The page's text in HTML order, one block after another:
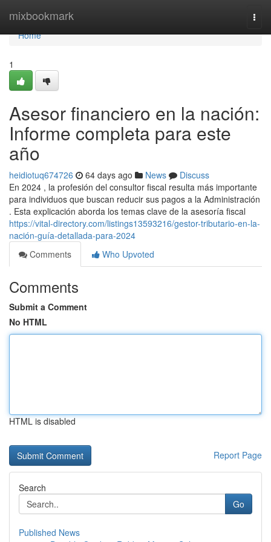
mixbookmark
Home
Home
1
Asesor financiero en la nación:
Informe completa para este
año
heidiotuq674726 64 days ago News
Discuss
En 2024 , la profesión del consultor fiscal resulta más importante
para individuos que buscan reducir sus pagos a la Administración
. Esta explicación aborda los temas clave de la asesoría fiscal
https://vital-directory.com/listings13593216/gestor-tributario-en-la-
nación-guía-detallada-para-2024
Comments
Who Upvoted
Comments
Submit a Comment
No HTML
HTML is disabled
Report Page
Search
Go
Published News